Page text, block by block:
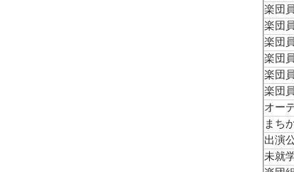
楽団
楽団
楽団
楽団
楽団
楽団
オー
まち
出演
未就